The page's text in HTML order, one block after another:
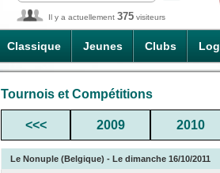
Classique Jeunes Clubs
Il y a actuellement 375 visiteurs
Tournois et Compétitions
<<< 2009 2010
Le Nonuple (Belgique) - Le dimanche 16/10/2011